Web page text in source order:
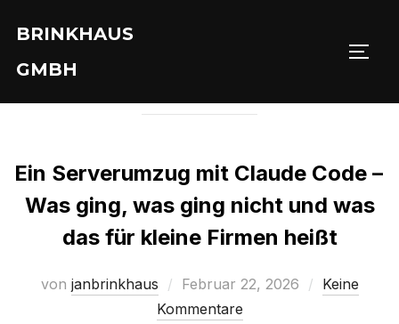
Inhalten
springen
BRINKHAUS
GMBHMONAT:
Ein Serverumzug mit Claude Code –
Was ging, was ging nicht und was
das für kleine Firmen heißt
von janbrinkhaus
Veröffentlicht
am
Februar 22, 2026
Keine
Kommentare